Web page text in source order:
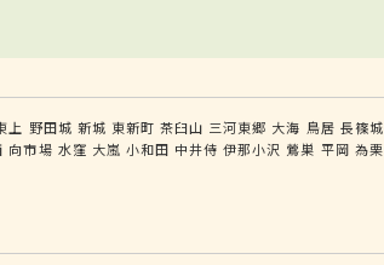
上 野田城 新城 東新町 茶臼山 三河東郷 大海 鳥居 長篠城
向市場 水窪 大嵐 小和田 中井侍 伊那小沢 鶯巣 平岡 為栗